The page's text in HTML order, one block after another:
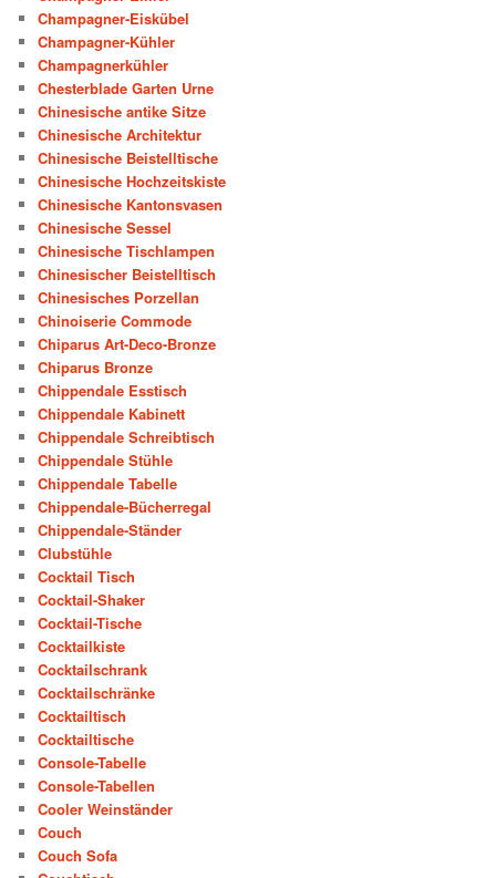
Champagner-Eiskübel
Champagner-Kühler
Champagnerkühler
Chesterblade Garten Urne
Chinesische antike Sitze
Chinesische Architektur
Chinesische Beistelltische
Chinesische Hochzeitskiste
Chinesische Kantonsvasen
Chinesische Sessel
Chinesische Tischlampen
Chinesischer Beistelltisch
Chinesisches Porzellan
Chinoiserie Commode
Chiparus Art-Deco-Bronze
Chiparus Bronze
Chippendale Esstisch
Chippendale Kabinett
Chippendale Schreibtisch
Chippendale Stühle
Chippendale Tabelle
Chippendale-Bücherregal
Chippendale-Ständer
Clubstühle
Cocktail Tisch
Cocktail-Shaker
Cocktail-Tische
Cocktailkiste
Cocktailschrank
Cocktailschränke
Cocktailtisch
Cocktailtische
Console-Tabelle
Console-Tabellen
Cooler Weinständer
Couch
Couch Sofa